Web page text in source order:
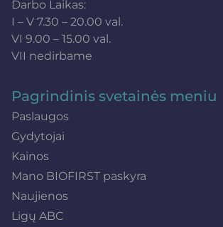
Darbo Laikas:
I – V 7.30 – 20.00 val.
VI 9.00 – 15.00 val.
VII nedirbame
Pagrindinis svetainės meniu
Paslaugos
Gydytojai
Kainos
Mano BIOFIRST paskyra
Naujienos
Ligų ABC